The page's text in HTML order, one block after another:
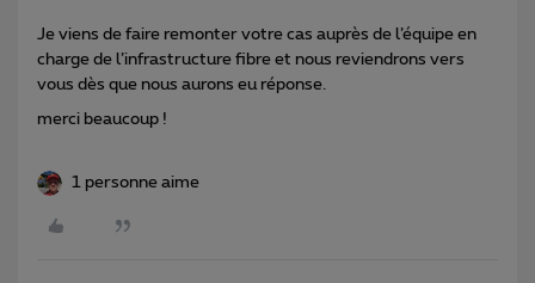
Je viens de faire remonter votre cas auprès de l’équipe en
charge de l’infrastructure fibre et nous reviendrons vers
vous dès que nous aurons eu réponse.
merci beaucoup !
1 personne aime